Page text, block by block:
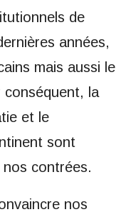
de
années,
mais aussi le
la
et le
sont
nos contrées.
nos